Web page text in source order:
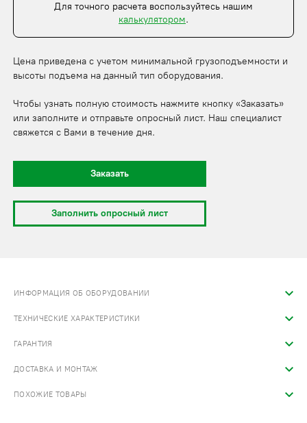
Для точного расчета воспользуйтесь нашим
калькулятором.
Цена приведена с учетом минимальной грузоподъемности и
высоты подъема на данный тип оборудования.
Чтобы узнать полную стоимость нажмите кнопку «Заказать»
или заполните и отправьте опросный лист. Наш специалист
свяжется с Вами в течение дня.
Заказать
Заполнить опросный лист
ИНФОРМАЦИЯ ОБ ОБОРУДОВАНИИ
ТЕХНИЧЕСКИЕ ХАРАКТЕРИСТИКИ
ГАРАНТИЯ
ДОСТАВКА И МОНТАЖ
ПОХОЖИЕ ТОВАРЫ